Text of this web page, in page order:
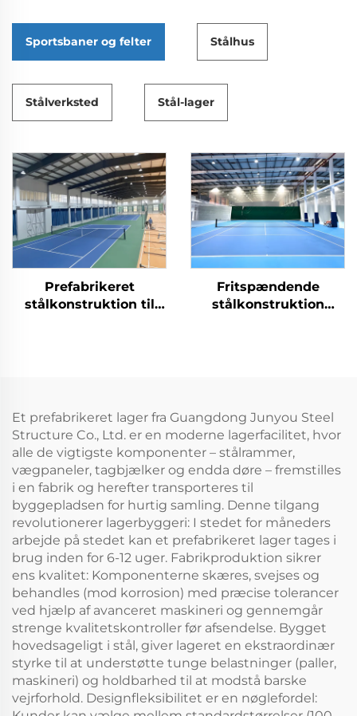
Sportsbaner og felter Stålhus
Stålverksted Stål-lager
Prefabrikeret
stålkonstruktion til
Fritspændende
stålkonstruktion
Et prefabrikeret lager fra Guangdong Junyou Steel
Structure Co., Ltd. er en moderne lagerfacilitet, hvor
alle de vigtigste komponenter – stålrammer,
vægpaneler, tagbjælker og endda døre – fremstilles
i en fabrik og herefter transporteres til
byggepladsen for hurtig samling. Denne tilgang
revolutionerer lagerbyggeri: I stedet for måneders
arbejde på stedet kan et prefabrikeret lager tages i
brug inden for 6-12 uger. Fabrikproduktion sikrer
ens kvalitet: Komponenterne skæres, svejses og
behandles (mod korrosion) med præcise tolerancer
ved hjælp af avanceret maskineri og gennemgår
strenge kvalitetskontroller før afsendelse. Bygget
hovedsageligt i stål, giver lageret en ekstraordinær
styrke til at understøtte tunge belastninger (paller,
maskineri) og holdbarhed til at modstå barske
vejrforhold. Designfleksibilitet er en nøglefordel: